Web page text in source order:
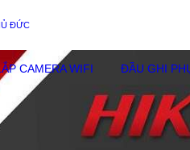
ĐỨC
CAMERA WIFI ĐẦU GHI